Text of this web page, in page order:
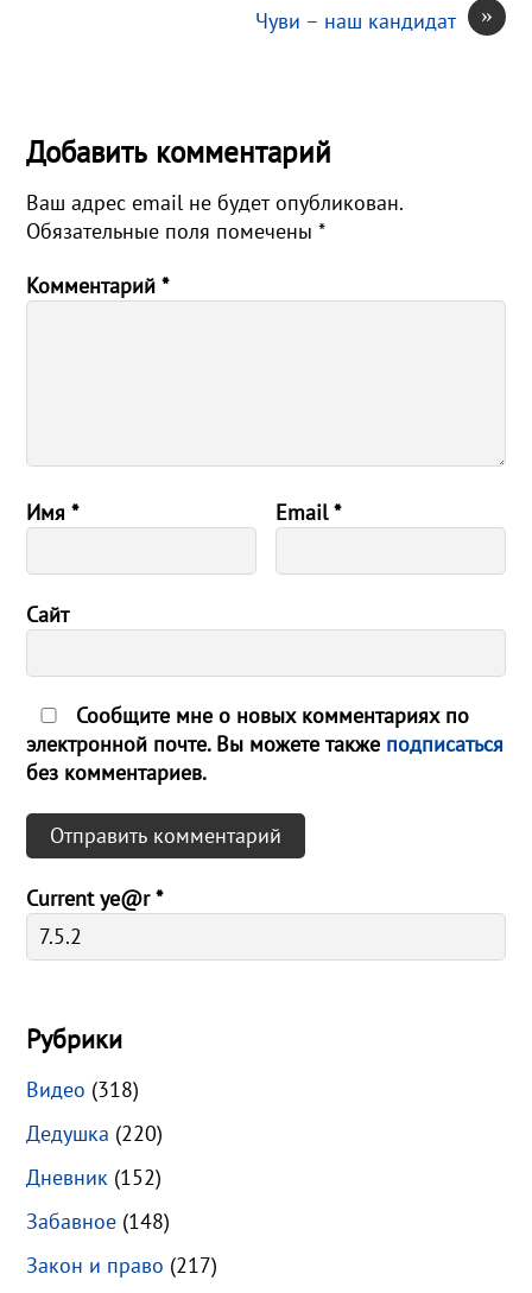
»
Чуви – наш кандидат
Добавить комментарий
Ваш адрес email не будет опубликован.
Обязательные поля помечены*
Комментарий*
Имя* Email*
Сайт
Сообщите мне о новых комментариях по
электронной почте. Вы можете также подписаться
без комментариев.
Current ye@r*
Рубрики
Видео (318)
Дедушка (220)
Дневник (152)
Забавное (148)
Закон и право (217)